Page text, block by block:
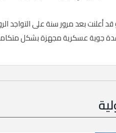
أعلنت بعد مرور سنة على التواجد
جوية عسكرية مجهزة بشكل